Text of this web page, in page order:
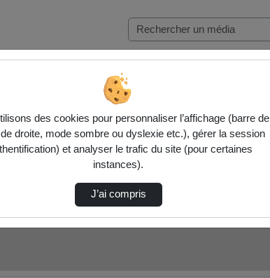
Mars 2025
des cookies pour personnaliser l’affichage (barre de
droite, mode sombre ou dyslexie etc.), gérer la session
et analyser le trafic du site (pour certaines
instances).
J’ai compris